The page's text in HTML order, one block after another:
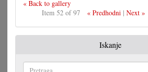
« Back to gallery
Item 52 of 97
« Predhodni| Next »
Iskanje